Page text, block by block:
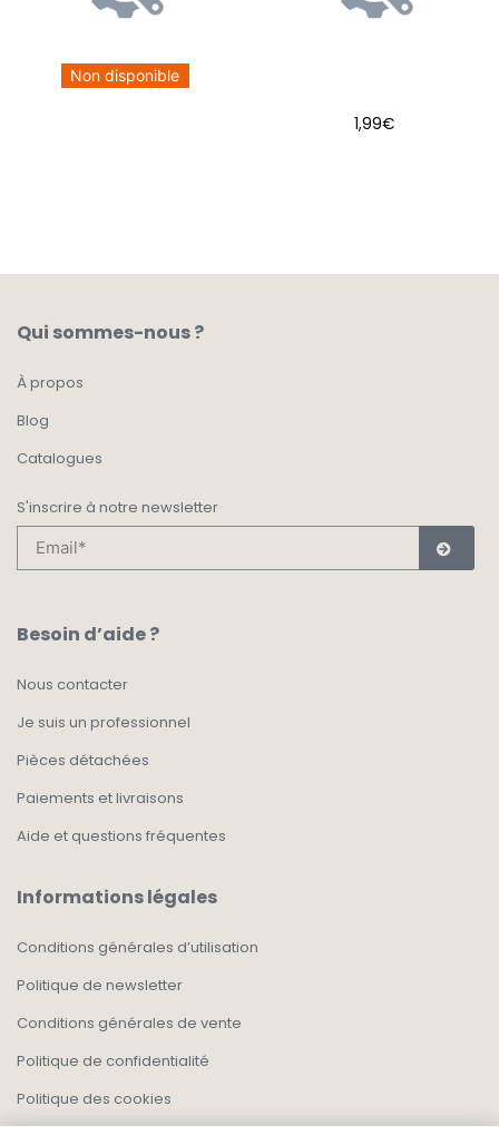
Non disponible
1,99€
Qui sommes-nous ?
À propos
Blog
Catalogues
S'inscrire à notre newsletter
Besoin d’aide ?
Nous contacter
Je suis un professionnel
Pièces détachées
Paiements et livraisons
Aide et questions fréquentes
Informations légales
Conditions générales d’utilisation
Politique de newsletter
Conditions générales de vente
Politique de confidentialité
Politique des cookies